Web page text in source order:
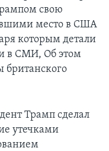
свою
место в США
которым детали
в СМИ, Об этом
британского
Трамп сделал
утечками